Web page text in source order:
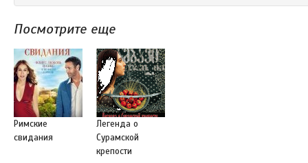
Посмотрите еще
Римские
свидания
Легенда о
Сурамской
крепости